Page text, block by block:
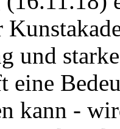
und
eine
kann -